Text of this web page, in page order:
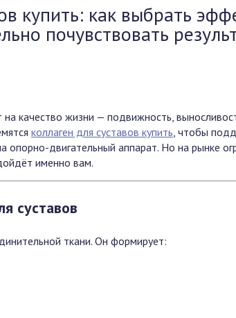
купить: как выбрать
почувствовать
качество жизни — подвижность,
коллаген для суставов купить , чтобы
опорно-двигательный аппарат. Но на рынке
именно вам.
суставов
ткани. Он формирует: